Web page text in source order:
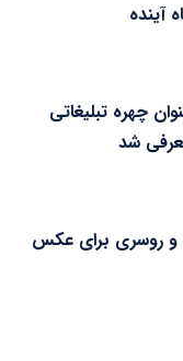
آینده
چهره تبلیغاتی
شد
روسری برای عکس